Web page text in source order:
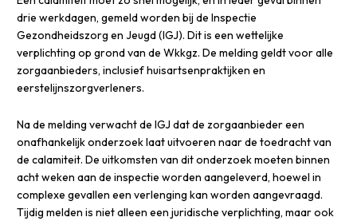
drie werkdagen, gemeld worden bij de Inspectie
Gezondheidszorg en Jeugd (IGJ). Dit is een wettelijke
verplichting op grond van de Wkkgz. De melding geldt voor alle
zorgaanbieders, inclusief huisartsenpraktijken en
eerstelijnszorgverleners.
Na de melding verwacht de IGJ dat de zorgaanbieder een
onafhankelijk onderzoek laat uitvoeren naar de toedracht van
de calamiteit. De uitkomsten van dit onderzoek moeten binnen
acht weken aan de inspectie worden aangeleverd, hoewel in
complexe gevallen een verlenging kan worden aangevraagd.
Tijdig melden is niet alleen een juridische verplichting, maar ook